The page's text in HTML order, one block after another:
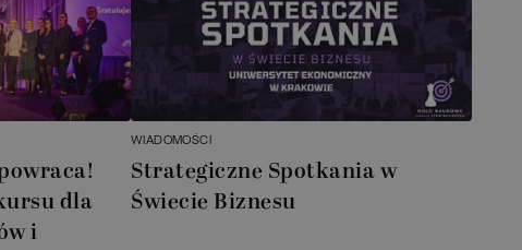
dla
i
WIADOMOŚCI
Strategiczne Spotkania w
Świecie Biznesu